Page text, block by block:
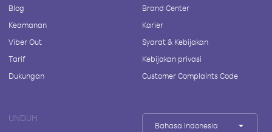
Blog
Keamanan
Viber Out
Tarif
Dukungan
Brand Center
Karier
Syarat & Kebijakan
Kebijakan privasi
Customer Complaints Code
UNDUH
Bahasa Indonesia